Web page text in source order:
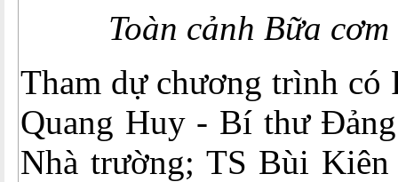
Toàn cảnh Bữa
Tham dự chương trình có
Quang Huy - Bí thư
Nhà trường; TS Bùi